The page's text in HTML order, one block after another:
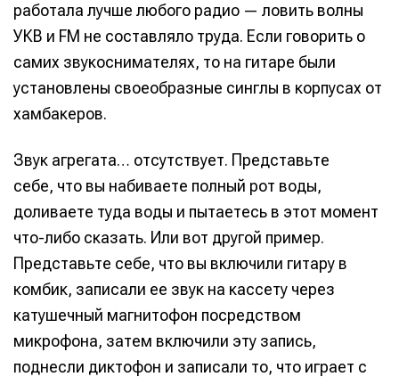
работала лучше любого радио — ловить волны
УКВ и FM не составляло труда. Если говорить о
самих звукоснимателях, то на гитаре были
установлены своеобразные синглы в корпусах от
хамбакеров.
Звук агрегата… отсутствует. Представьте
себе, что вы набиваете полный рот воды,
доливаете туда воды и пытаетесь в этот момент
что-либо сказать. Или вот другой пример.
Представьте себе, что вы включили гитару в
комбик, записали ее звук на кассету через
катушечный магнитофон посредством
микрофона, затем включили эту запись,
поднесли диктофон и записали то, что играет с